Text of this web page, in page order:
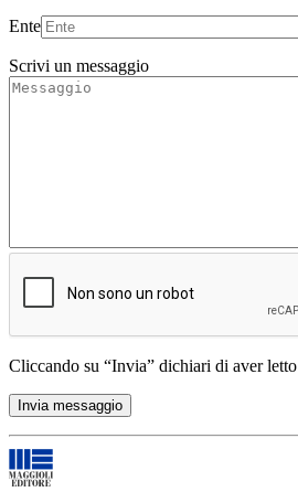
Ente
Scrivi un messaggio
Cliccando su “Invia” dichiari di aver